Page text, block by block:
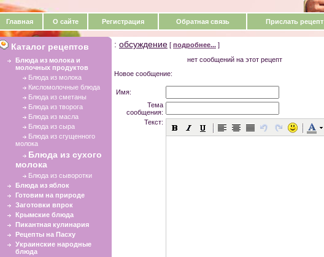
Главная О сайте Регистрация Обратная связь Прислать рецепт
Каталог рецептов
Блюда из молока и
молочных продуктов
Блюда из молока
Кисломолочные блюда
Блюда из сметаны
Блюда из творога
Блюда из масла
Блюда из сыра
Блюда из сгущенного
молока
Блюда из сухого
молока
Блюда из сыворотки
Блюда из яблок
Готовим на природе
Заготовки впрок
Крымские блюда
Пикантная кулинария
Рецепты на Пасху
Украинские народные
блюда
: обсуждение [ подробнее... ]
нет сообщений на этот рецепт
Новое сообщение:
Имя:
Тема
сообщения:
Текст: